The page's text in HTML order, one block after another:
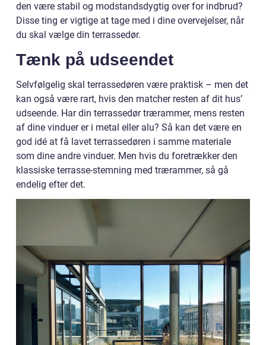
den være stabil og modstandsdygtig over for indbrud?
Disse ting er vigtige at tage med i dine overvejelser, når
du skal vælge din terrassedør.
Tænk på udseendet
Selvfølgelig skal terrassedøren være praktisk – men det
kan også være rart, hvis den matcher resten af dit hus’
udseende. Har din terrassedør trærammer, mens resten
af dine vinduer er i metal eller alu? Så kan det være en
god idé at få lavet terrassedøren i samme materiale
som dine andre vinduer. Men hvis du foretrækker den
klassiske terrasse-stemning med trærammer, så gå
endelig efter det.